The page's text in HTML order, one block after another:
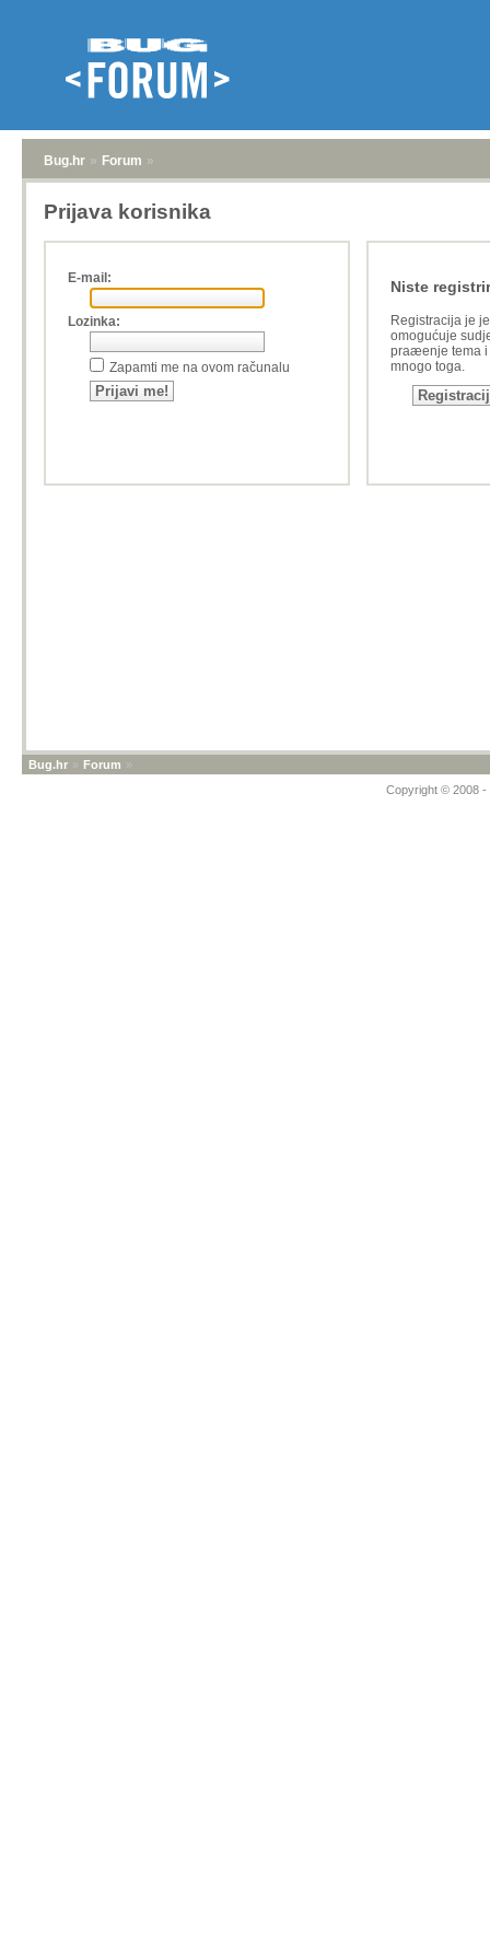
Bug.hr » Forum »
Prijava korisnika
E-mail:
Lozinka:
Zapamti me na ovom računalu
Niste
Registracija je
omogućuje
praæenje tema i
mnogo toga.
Bug.hr » Forum »
Copyright © 2008 -